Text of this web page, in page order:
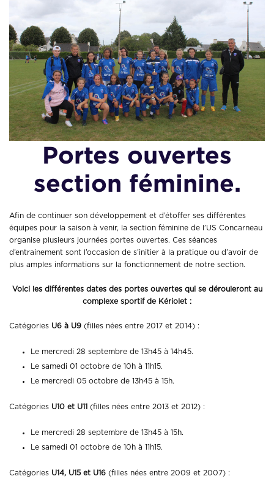
Portes ouvertes
section féminine.
Afin de continuer son développement et d’étoffer ses différentes
équipes pour la saison à venir, la section féminine de l’US Concarneau
organise plusieurs journées portes ouvertes. Ces séances
d’entrainement sont l’occasion de s’initier à la pratique ou d’avoir de
plus amples informations sur la fonctionnement de notre section.
Voici les différentes dates des portes ouvertes qui se dérouleront au
complexe sportif de Kériolet :
Catégories U6 à U9 (filles nées entre 2017 et 2014) :
Le mercredi 28 septembre de 13h45 à 14h45.
Le samedi 01 octobre de 10h à 11h15.
Le mercredi 05 octobre de 13h45 à 15h.
Catégories U10 et U11 (filles nées entre 2013 et 2012) :
Le mercredi 28 septembre de 13h45 à 15h.
Le samedi 01 octobre de 10h à 11h15.
Catégories U14, U15 et U16 (filles nées entre 2009 et 2007) :